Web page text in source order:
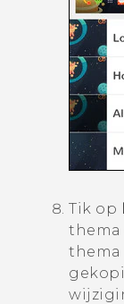
Tik op
thema
thema